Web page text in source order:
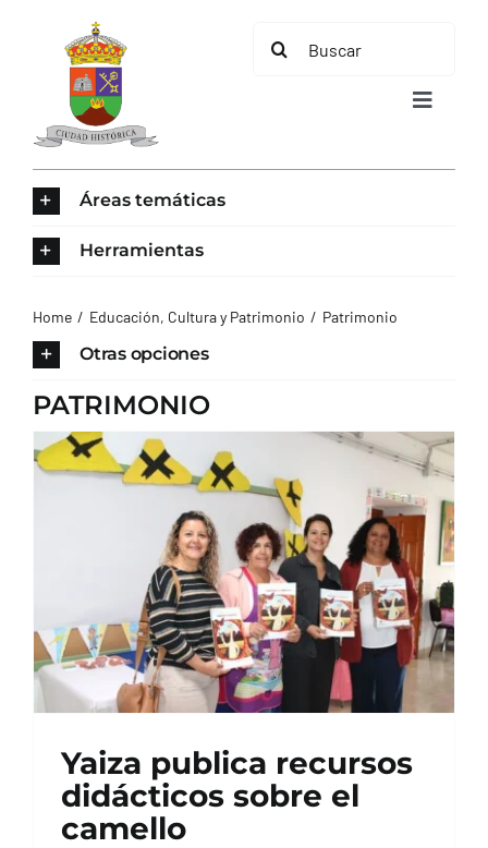
contenido
Buscar:
Toggle
TURISMO
Áreas temáticas
Herramientas
Home Educación, Cultura y Patrimonio Patrimonio
Otras opciones
PATRIMONIO
Yaiza publica recursos
didácticos sobre el
camello